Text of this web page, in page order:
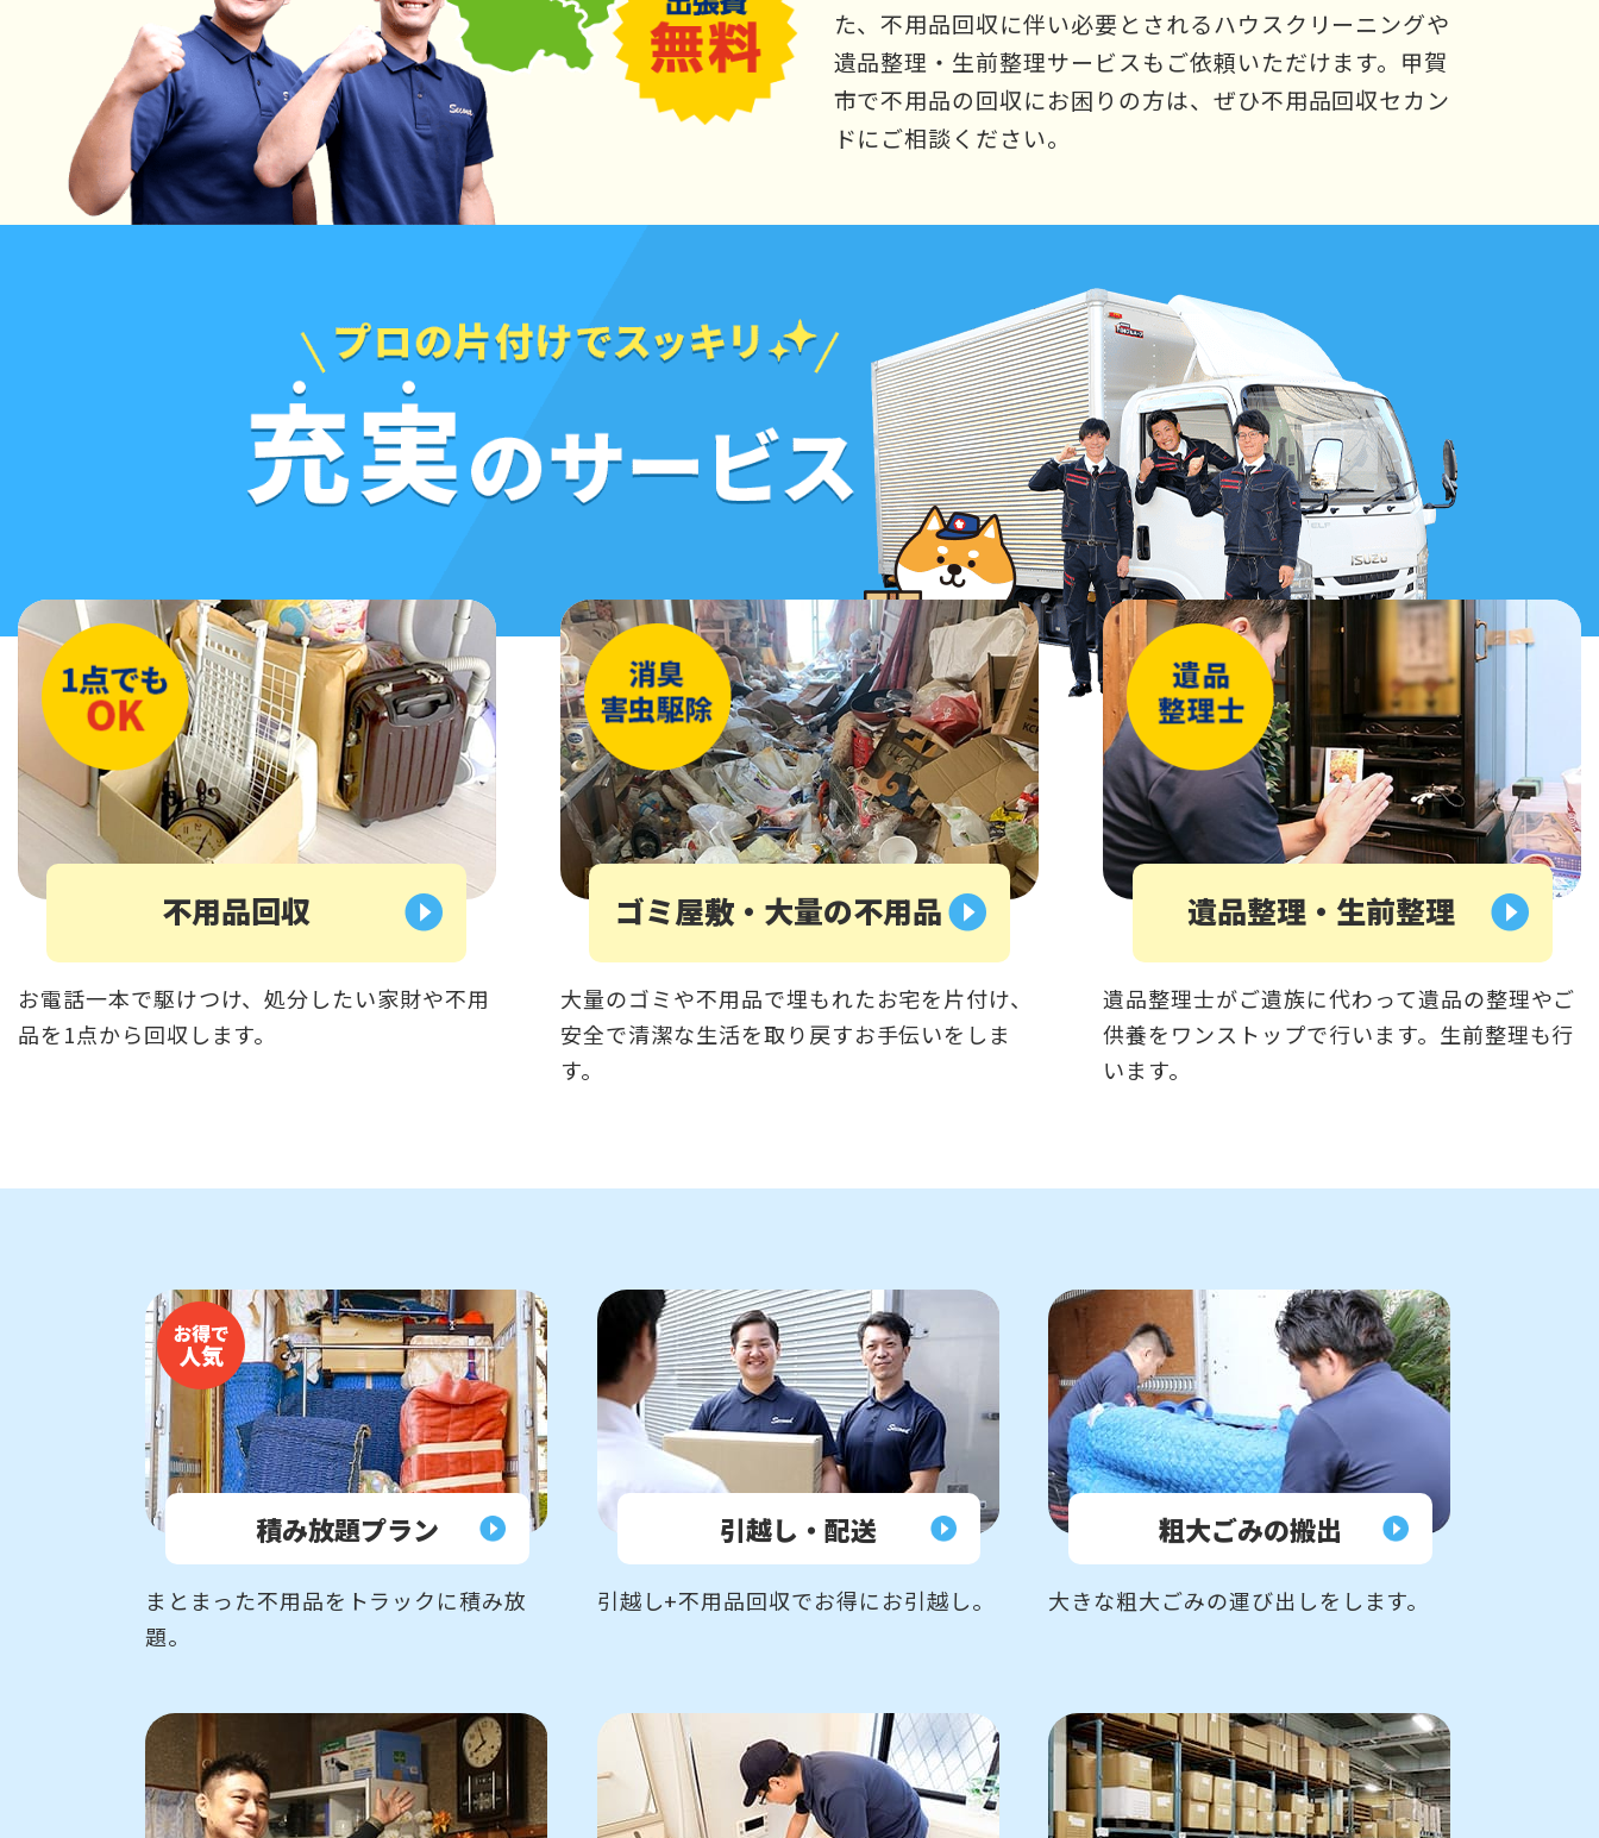
た、不用品回収に伴い必要とされるハウスクリーニングや
遺品整理・生前整理サービスもご依頼いただけます。甲賀
市で不用品の回収にお困りの方は、ぜひ不用品回収セカン
ドにご相談ください。
不用品回収
お電話一本で駆けつけ、処分したい家財や不用
品を1点から回収します。
ゴミ屋敷・大量の不用品
大量のゴミや不用品で埋もれたお宅を片付け、
安全で清潔な生活を取り戻すお手伝いをしま
す。
遺品整理・生前整理
遺品整理士がご遺族に代わって遺品の整理やご
供養をワンストップで行います。生前整理も行
います。
積み放題プラン
まとまった不用品をトラックに積み放
題。
引越し・配送
引越し+不用品回収でお得にお引越し。
粗大ごみの搬出
大きな粗大ごみの運び出しをします。